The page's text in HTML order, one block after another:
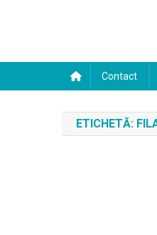
Contact
ETICHETĂ: